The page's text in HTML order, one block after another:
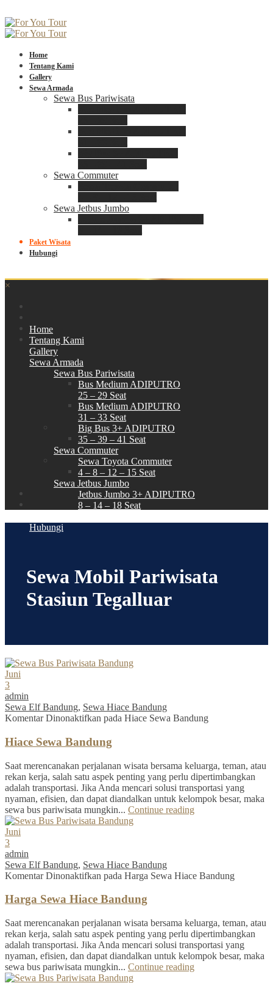
Home
Tentang Kami
Gallery
Sewa Armada
Sewa Bus Pariwisata
Sewa Commuter
Sewa Jetbus Jumbo
Paket Wisata
Hubungi
×
Home
Tentang Kami
Gallery
Sewa Armada
Sewa Bus Pariwisata
Bus Medium ADIPUTRO
25 – 29 Seat
Bus Medium ADIPUTRO
31 – 33 Seat
Big Bus 3+ ADIPUTRO
35 – 39 – 41 Seat
Sewa Commuter
Sewa Toyota Commuter
4 – 8 – 12 – 15 Seat
Sewa Jetbus Jumbo
Jetbus Jumbo 3+ ADIPUTRO
8 – 14 – 18 Seat
Hubungi
Sewa Mobil Pariwisata
Stasiun Tegalluar
Juni
3
admin
Sewa Elf Bandung, Sewa Hiace Bandung
Komentar Dinonaktifkan pada Hiace Sewa Bandung
Hiace Sewa Bandung
Saat merencanakan perjalanan wisata bersama keluarga, teman, atau
rekan kerja, salah satu aspek penting yang perlu dipertimbangkan
adalah transportasi. Jika Anda mencari solusi transportasi yang
nyaman, efisien, dan dapat diandalkan untuk kelompok besar, maka
sewa bus pariwisata mungkin... Continue reading
Juni
3
admin
Sewa Elf Bandung, Sewa Hiace Bandung
Komentar Dinonaktifkan pada Harga Sewa Hiace Bandung
Harga Sewa Hiace Bandung
Saat merencanakan perjalanan wisata bersama keluarga, teman, atau
rekan kerja, salah satu aspek penting yang perlu dipertimbangkan
adalah transportasi. Jika Anda mencari solusi transportasi yang
nyaman, efisien, dan dapat diandalkan untuk kelompok besar, maka
sewa bus pariwisata mungkin... Continue reading